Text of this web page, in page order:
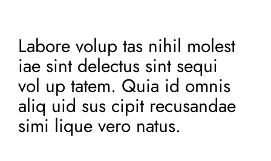
Labore volup tas nihil molest
iae sint delectus sint sequi
vol up tatem. Quia id omnis
aliq uid sus cipit recusandae
simi lique vero natus.